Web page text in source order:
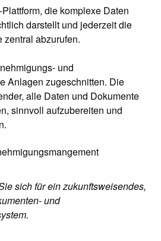
die komplexe Daten
darstellt und jederzeit die
zentral abzurufen.
und
Anlagen zugeschnitten. Die
alle Daten und Dokumente
sinnvoll aufzubereiten und
sich für ein zukunftsweisendes,
und